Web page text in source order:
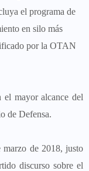
el programa de
en silo más
por la OTAN
mayor alcance del
de Defensa.
marzo de 2018, justo
discurso sobre el